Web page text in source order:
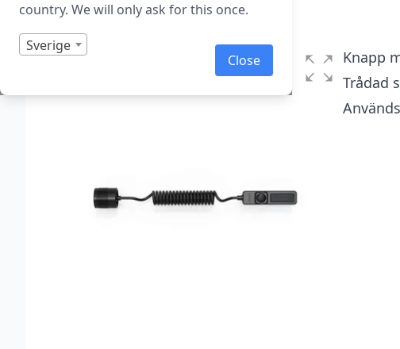
country. We will only ask for this once.
Sverige
Close
Betygsatt
1
på
0
I lager
Knapp
Trådad